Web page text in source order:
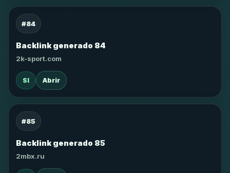
#84
Backlink generado 84
2k-sport.com
SI Abrir
#85
Backlink generado 85
2mbx.ru